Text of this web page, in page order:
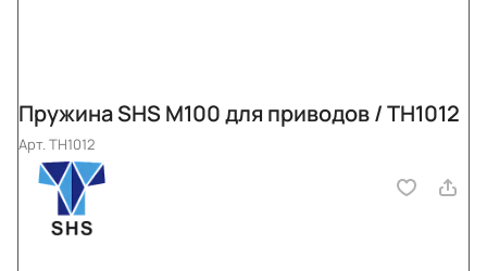
Пружина SHS M100 для приводов / TH1012
Арт.TH1012